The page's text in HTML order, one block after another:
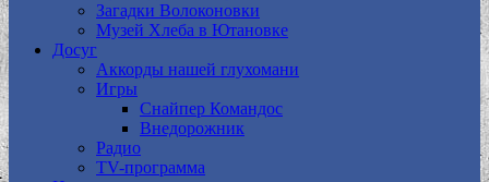
Загадки Волоконовки
Музей Хлеба в Ютановке
Досуг
Аккорды нашей глухомани
Игры
Снайпер Командос
Внедорожник
Радио
TV-программа